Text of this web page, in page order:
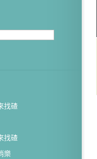
找碴
找碴
樂